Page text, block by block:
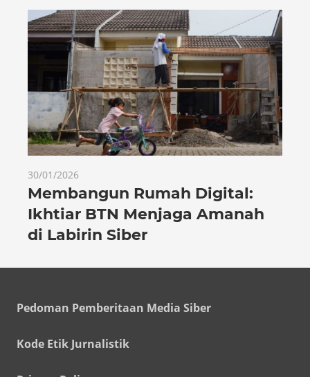
30/01/2026
Membangun Rumah Digital:
Ikhtiar BTN Menjaga Amanah
di Labirin Siber
Pedoman Pemberitaan Media Siber
Kode Etik Jurnalistik